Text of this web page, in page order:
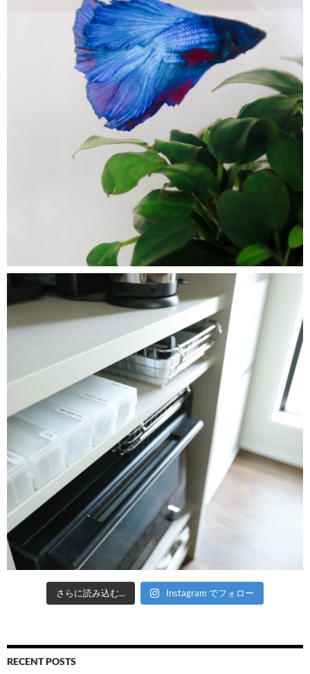
さらに読み込む... Instagram でフォロー
RECENT POSTS